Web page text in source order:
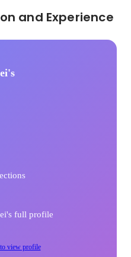
full profile
view profile